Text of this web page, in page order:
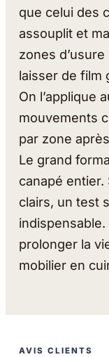
que celui des
assouplit et
zones
laisser de film
On l’applique
mouvements
par zone
Le grand
canapé
clairs, un test
prolonger la
mobilier en
AVIS CLIENTS